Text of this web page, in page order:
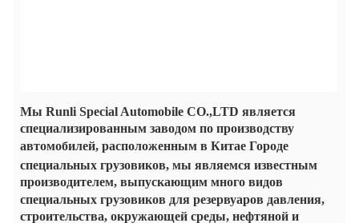
Мы Runli Special Automobile CO.,LTD является
специализированным заводом по производству
автомобилей, расположенным в Китае Городе
специальных грузовиков, мы являемся известным
производителем, выпускающим много видов
специальных грузовиков для резервуаров давления,
строительства, окружающей среды, нефтяной и